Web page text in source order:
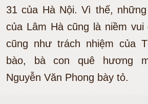
31 của Hà Nội. Vì thế,
của Lâm Hà cũng là niềm vui
cũng như trách nhiệm của
bào, bà con quê hương
Nguyễn Văn Phong bày tỏ.